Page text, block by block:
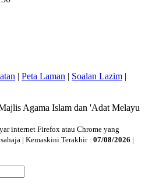
| Peta Laman | Soalan Lazim |
Agama Islam dan 'Adat Melayu
internet Firefox atau Chrome yang
| Kemaskini Terakhir : 07/08/2026 |